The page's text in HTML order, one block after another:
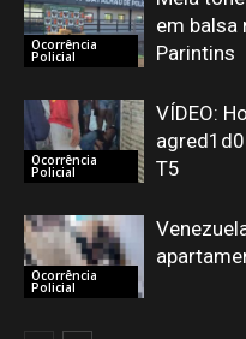
Ocorrência
Policial
em balsa
Parintins
Ocorrência
Policial
VÍDEO:
T5
Ocorrência
Policial